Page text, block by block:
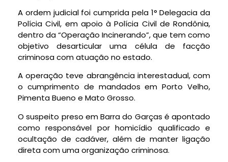
A ordem judicial foi cumprida pela 1° Delegacia da
Polícia Civil, em apoio à Polícia Civil de Rondônia,
dentro da “Operação Incinerando”, que tem como
objetivo desarticular uma célula de facção
criminosa com atuação no estado.
A operação teve abrangência interestadual, com
o cumprimento de mandados em Porto Velho,
Pimenta Bueno e Mato Grosso.
O suspeito preso em Barra do Garças é apontado
como responsável por homicídio qualificado e
ocultação de cadáver, além de manter ligação
direta com uma organização criminosa.